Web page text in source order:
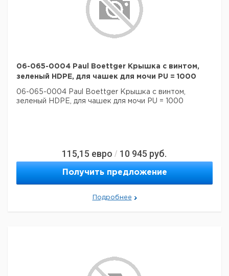
06-065-0004 Paul Boettger Крышка с винтом,
зеленый HDPE, для чашек для мочи PU = 1000
06-065-0004 Paul Boettger Крышка с винтом,
зеленый HDPE, для чашек для мочи PU = 1000
115,15 евро / 10 945 руб.
Получить предложение
Подробнее